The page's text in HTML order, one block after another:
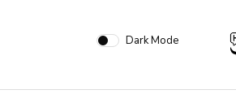
Dark Mode